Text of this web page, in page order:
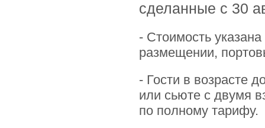
сделанные с 30
- Стоимость
размещении,
- Гости в возрасте
или сьюте с двумя
по полному тарифу.